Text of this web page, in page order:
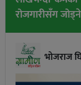
रोजगारीसँग
भोजराज